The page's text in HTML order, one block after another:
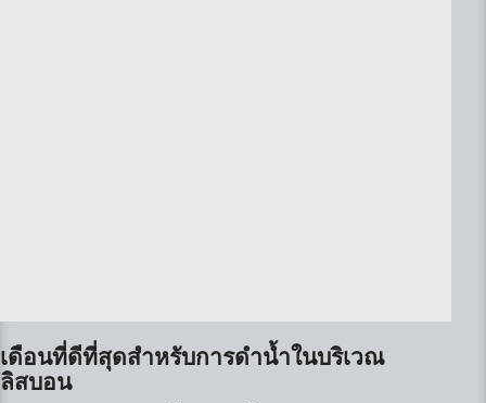
เดือนที่ดีที่สุดสำหรับการดำน้ำในบริเวณ
ลิสบอน
Identify devices based on information
actively requested
วัตถุประสงค์ในการประมวลผลที่ไม่ใช่ของ IAB: